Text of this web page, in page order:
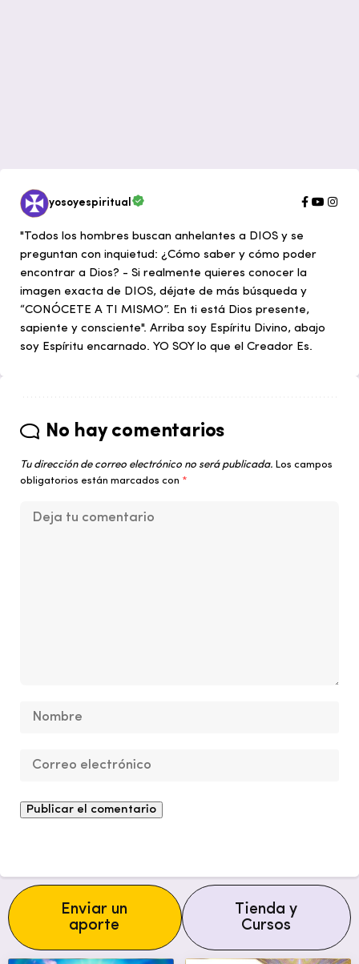
yosoyespiritual
"Todos los hombres buscan anhelantes a DIOS y se
preguntan con inquietud: ¿Cómo saber y cómo poder
encontrar a Dios? - Si realmente quieres conocer la
imagen exacta de DIOS, déjate de más búsqueda y
“CONÓCETE A TI MISMO”. En ti está Dios presente,
sapiente y consciente". Arriba soy Espíritu Divino, abajo
soy Espíritu encarnado. YO SOY lo que el Creador Es.
No hay comentarios
Tu dirección de correo electrónico no será publicada. Los campos
obligatorios están marcados con *
Enviar un
aporte
Tienda y
Cursos